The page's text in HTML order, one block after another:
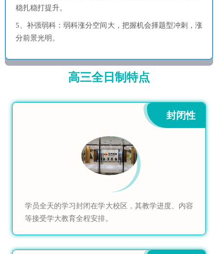
稳扎稳打提升。
5、补强弱科：弱科涨分空间大，把握机会择题型冲刺，涨
分前景光明。
高三全日制特点
封闭性
学员全天的学习封闭在学大校区，其教学进度、内容
等接受学大教育全程安排。